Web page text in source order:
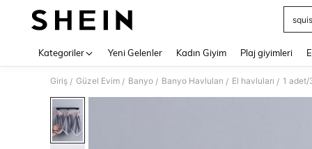
Kategoriler Yeni Gelenler Kadın Giyim Plaj giyimleri
Giriş / Güzel Evim / Banyo / Banyo Havluları / El havluları / 1 adet/